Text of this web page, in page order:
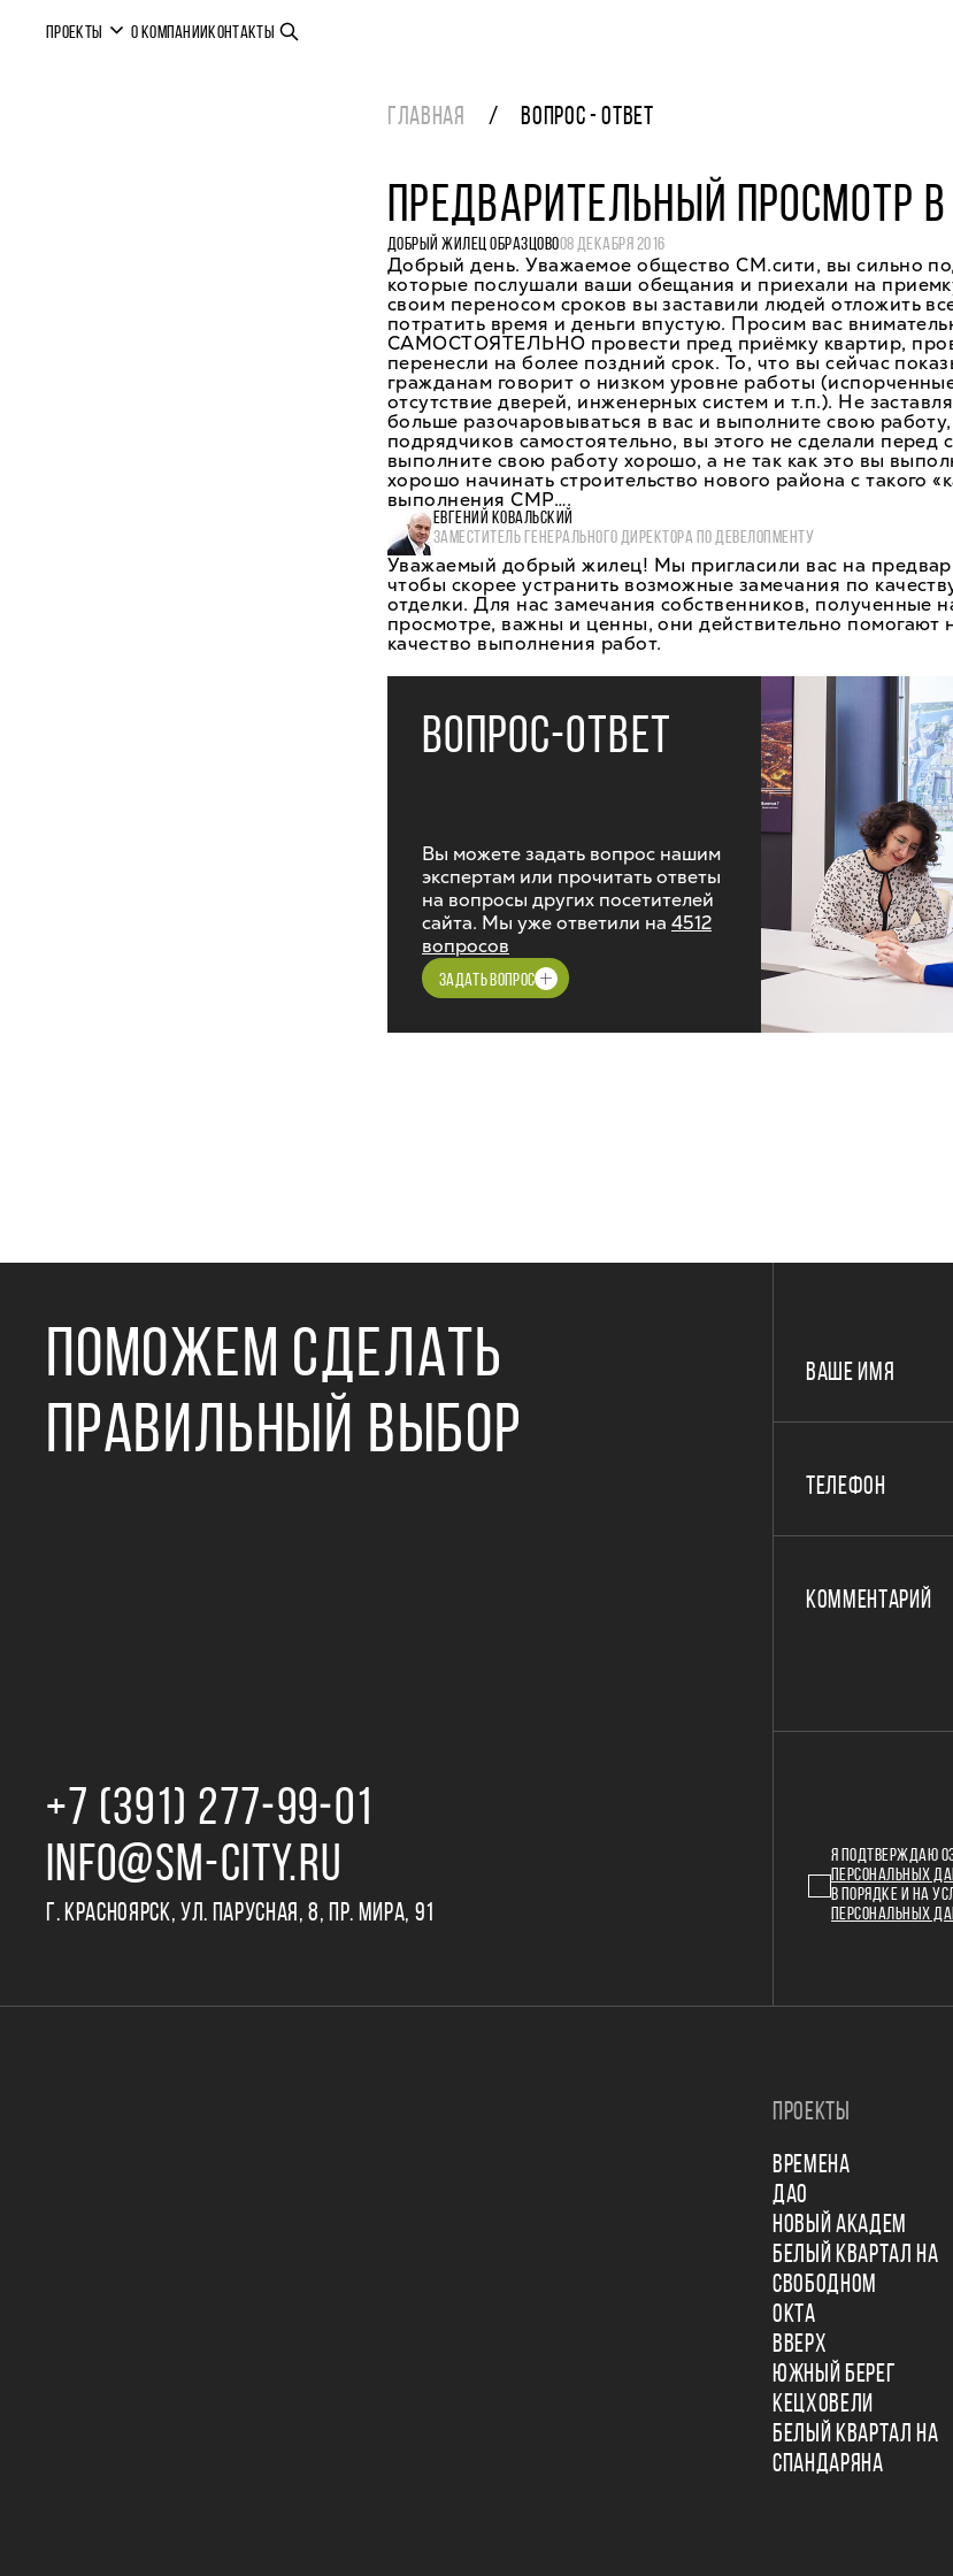
ПРОЕКТЫ О КОМПАНИИКОНТАКТЫ
ГЛАВНАЯ ВОПРОС - ОТВЕТ
ПРЕДВАРИТЕЛЬНЫЙ ПРОСМОТР
ДОБРЫЙ ЖИЛЕЦ ОБРАЗЦОВО08 ДЕКАБРЯ 2016
Добрый день. Уважаемое общество СМ.сити, вы сильно
которые послушали ваши обещания и приехали на
своим переносом сроков вы заставили людей отложить
потратить время и деньги впустую. Просим вас
САМОСТОЯТЕЛЬНО провести пред приёмку квартир,
перенесли на более поздний срок. То, что вы сейчас
гражданам говорит о низком уровне работы
отсутствие дверей, инженерных систем и т.п.). Не
больше разочаровываться в вас и выполните свою
подрядчиков самостоятельно, вы этого не сделали перед
выполните свою работу хорошо, а не так как это вы
хорошо начинать строительство нового района с такого
выполнения СМР….
ЕВГЕНИЙ КОВАЛЬСКИЙ
ЗАМЕСТИТЕЛЬ ГЕНЕРАЛЬНОГО ДИРЕКТОРА ПО ДЕВЕЛОПМЕНТУ
Уважаемый добрый жилец! Мы пригласили вас на
чтобы скорее устранить возможные замечания по
отделки. Для нас замечания собственников, полученные
просмотре, важны и ценны, они действительно помогают
качество выполнения работ.
ВОПРОС-ОТВЕТ
Вы можете задать вопрос нашим
экспертам или прочитать ответы
на вопросы других посетителей
сайта. Мы уже ответили на 4512
вопросов
ЗАДАТЬ ВОПРОС
ПОМОЖЕМ СДЕЛАТЬ
ПРАВИЛЬНЫЙ ВЫБОР
+7 (391) 277‒99‒01
INFO@SM-CITY.RU
Г. КРАСНОЯРСК, УЛ. ПАРУСНАЯ, 8, ПР. МИРА, 91
ВАШЕ ИМЯ
ТЕЛЕФОН
КОММЕНТАРИЙ
Я ПОДТВЕРЖДАЮ
ПЕРСОНАЛЬНЫХ
В ПОРЯДКЕ И НА
ПЕРСОНАЛЬНЫХ
ПРОЕКТЫ
ВРЕМЕНА
ДАО
НОВЫЙ АКАДЕМ
БЕЛЫЙ КВАРТАЛ НА
СВОБОДНОМ
ОКТА
ВВЕРХ
ЮЖНЫЙ БЕРЕГ
КЕЦХОВЕЛИ
БЕЛЫЙ КВАРТАЛ НА
СПАНДАРЯНА